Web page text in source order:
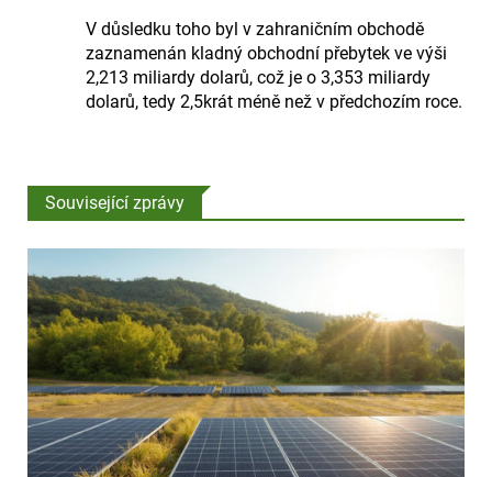
V důsledku toho byl v zahraničním obchodě
zaznamenán kladný obchodní přebytek ve výši
2,213 miliardy dolarů, což je o 3,353 miliardy
dolarů, tedy 2,5krát méně než v předchozím roce.
Související zprávy